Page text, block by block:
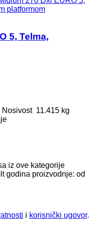
platformom
5, Telma,
Nosivost 11.415 kg
iz ove kategorije
godina proizvodnje: od
i korisnički ugovor.